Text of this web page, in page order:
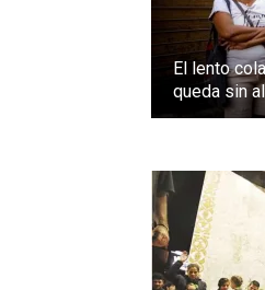
El lento
queda sin